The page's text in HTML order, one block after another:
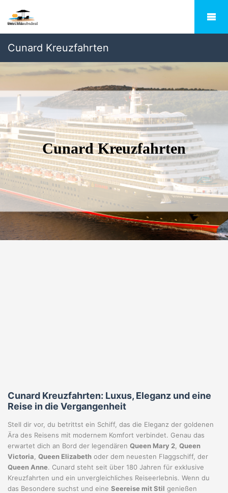
Cunard Kreuzfahrten
Cunard Kreuzfahrten
Cunard Kreuzfahrten: Luxus, Eleganz und eine
Reise in die Vergangenheit
Stell dir vor, du betrittst ein Schiff, das die Eleganz der goldenen
Ära des Reisens mit modernem Komfort verbindet. Genau das
erwartet dich an Bord der legendären Queen Mary 2 Queen
Victoria Queen Elizabeth oder dem neuesten Flaggschiff, der
Queen Anne. Cunard steht seit über 180 Jahren für exklusive
Kreuzfahrten und ein unvergleichliches Reiseerlebnis. Wenn du
das Besondere suchst und eine Seereise mit Stil genießen